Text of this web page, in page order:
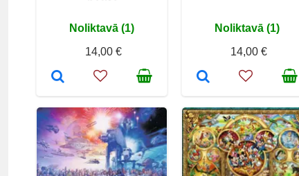
Noliktavā (1)
14,00 €
Noliktavā (1)
14,00 €